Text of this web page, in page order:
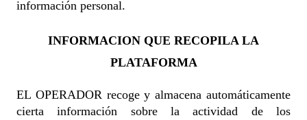
información personal.
INFORMACION QUE RECOPILA LA
PLATAFORMA
EL OPERADOR recoge y almacena automáticamente
cierta información sobre la actividad de los